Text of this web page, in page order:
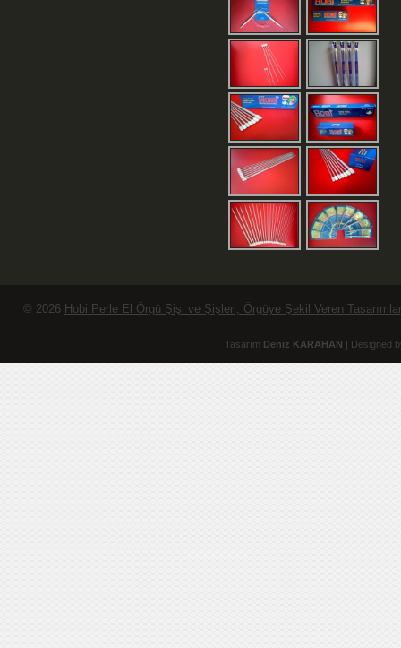
© 2026 Hobi Perle El Örgü Şişi ve Şişleri, Örgüye Şekil Veren Tasarımlar
Tasarım Deniz KARAHAN | Designed